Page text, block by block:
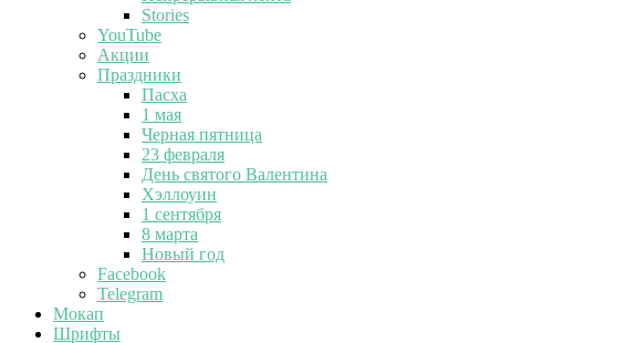
Stories
YouTube
Акции
Праздники
Пасха
1 мая
Черная пятница
23 февраля
День святого Валентина
Хэллоуин
1 сентября
8 марта
Новый год
Facebook
Telegram
Мокап
Шрифты